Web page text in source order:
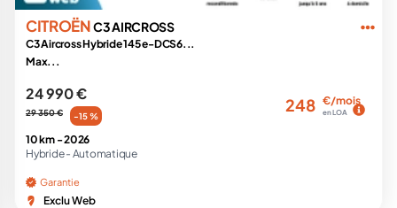
CITROËNC3 AIRCROSS
C3 Aircross Hybride 145 e-DCS6...
Max...
24 990 €
29 350 € -15 %
248 €/mois
en LOA
10 km -2026
Hybride - Automatique
Garantie
Exclu Web